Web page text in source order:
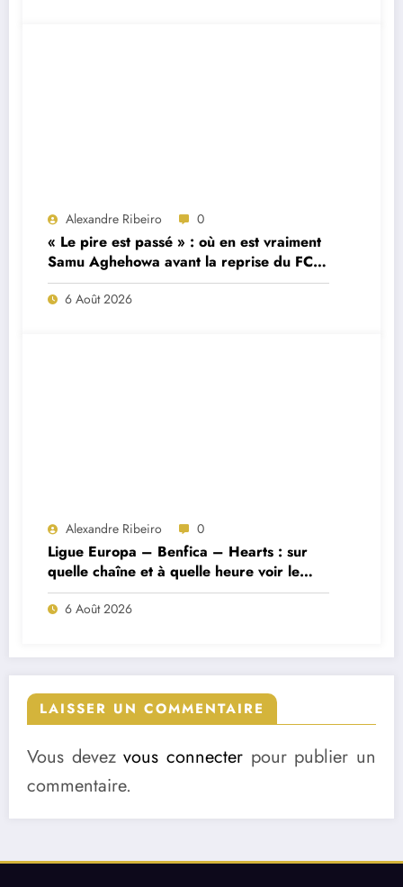
Alexandre Ribeiro 0
« Le pire est passé » : où en est vraiment
Samu Aghehowa avant la reprise du FC
Porto ?
6 Août 2026
Alexandre Ribeiro 0
Ligue Europa – Benfica – Hearts : sur
quelle chaîne et à quelle heure voir le
match ?
6 Août 2026
LAISSER UN COMMENTAIRE
Vous devezvous connecter pour publier un
commentaire.